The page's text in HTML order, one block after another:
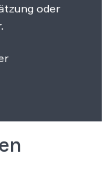
oder